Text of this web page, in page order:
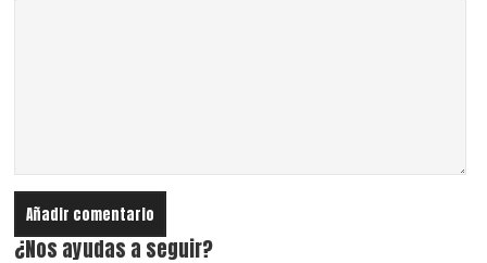
¿Nos ayudas a seguir?